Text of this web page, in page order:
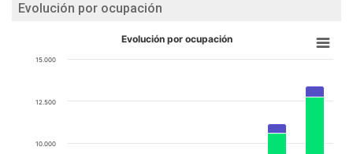
Evolución por ocupación
Evolución por ocupación
10.000
12.500
15.000